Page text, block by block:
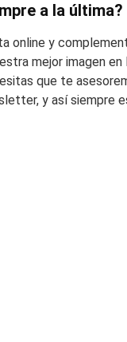
a la última?
online y
mejor imagen
que te
y así siempre